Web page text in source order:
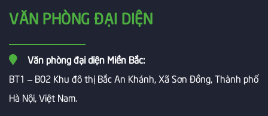
VĂN PHÒNG ĐẠI DIỆN
Văn phòng đại diện Miền Bắc:
BT1 – B02 Khu đô thị Bắc An Khánh, Xã Sơn Đồng, Thành phố
Hà Nội, Việt Nam.